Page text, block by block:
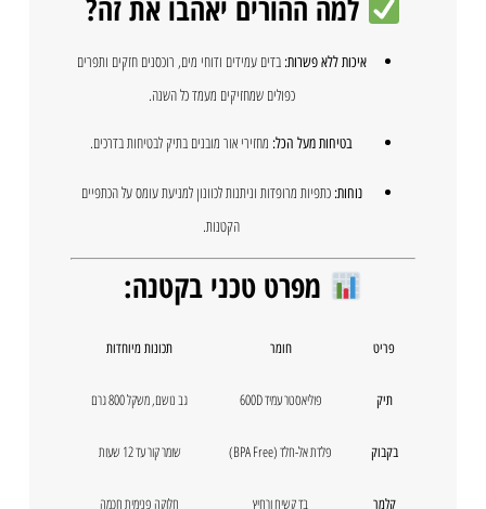
למה ההורים יאהבו את זה?
איכות ללא פשרות: בדים עמידים ודוחי מים, רוכסנים חזקים ותפרים
כפולים שמחזיקים מעמד כל השנה.
בטיחות מעל הכל: מחזירי אור מובנים בתיק לבטיחות בדרכים.
נוחות: כתפיות מרופדות וניתנות לכוונון למניעת עומס על הכתפיים
הקטנות.
מפרט טכני בקטנה:
פריט חומר תכונות מיוחדות
תיק פוליאסטר עמיד 600D גב נושם, משקל 800 גרם
בקבוק פלדת אל-חלד (BPA Free) שומר קור עד 12 שעות
קלמר בד קשיח ורחיץ חלוקה פנימית חכמה